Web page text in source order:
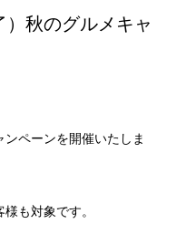
）秋のグルメキャ
ペーンを開催いたしま
も対象です。